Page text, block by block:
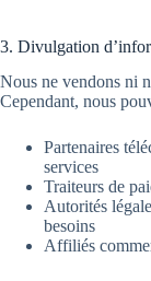
3. Divulgation
Nous ne vendons ni
Cependant, nous
Partenaires
services
Traiteurs de
Autorités
besoins
Affiliés